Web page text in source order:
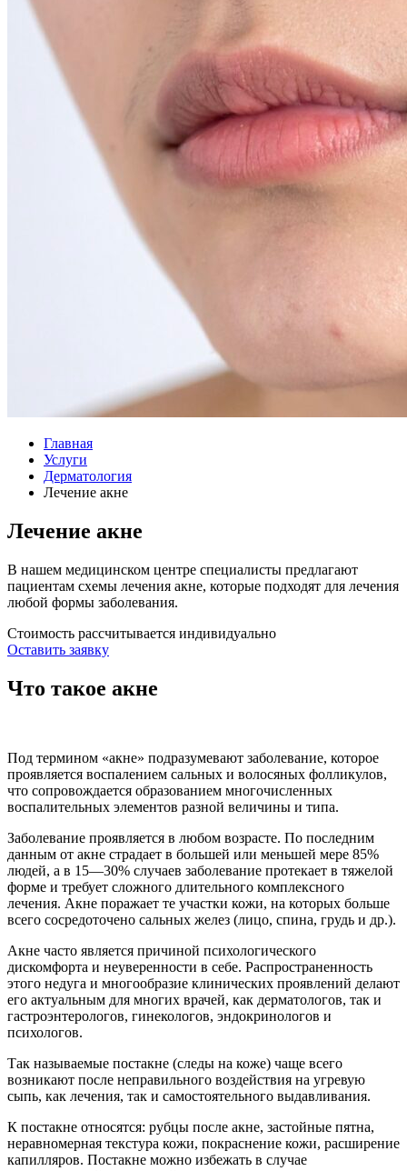
Главная
Услуги
Дерматология
Лечение акне
Лечение акне
В нашем медицинском центре специалисты предлагают
пациентам схемы лечения акне, которые подходят для лечения
любой формы заболевания.
Стоимость рассчитывается индивидуально
Оставить заявку
Что такое акне
Под термином «акне» подразумевают заболевание, которое
проявляется воспалением сальных и волосяных фолликулов,
что сопровождается образованием многочисленных
воспалительных элементов разной величины и типа.
Заболевание проявляется в любом возрасте. По последним
данным от акне страдает в большей или меньшей мере 85%
людей, а в 15—30% случаев заболевание протекает в тяжелой
форме и требует сложного длительного комплексного
лечения. Акне поражает те участки кожи, на которых больше
всего сосредоточено сальных желез (лицо, спина, грудь и др.).
Акне часто является причиной психологического
дискомфорта и неуверенности в себе. Распространенность
этого недуга и многообразие клинических проявлений делают
его актуальным для многих врачей, как дерматологов, так и
гастроэнтерологов, гинекологов, эндокринологов и
психологов.
Так называемые постакне (следы на коже) чаще всего
возникают после неправильного воздействия на угревую
сыпь, как лечения, так и самостоятельного выдавливания.
К постакне относятся: рубцы после акне, застойные пятна,
неравномерная текстура кожи, покраснение кожи, расширение
капилляров. Постакне можно избежать в случае